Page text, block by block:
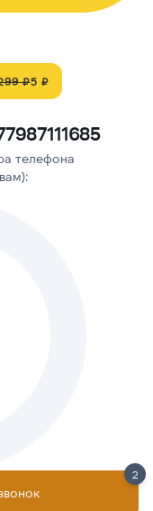
₽5 ₽
телефона
2